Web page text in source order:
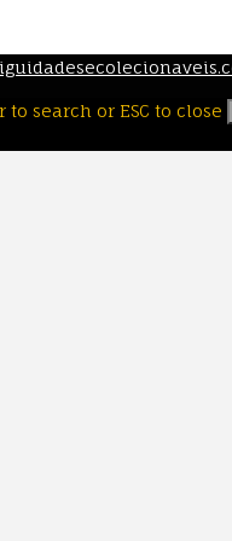
to search or ESC to close